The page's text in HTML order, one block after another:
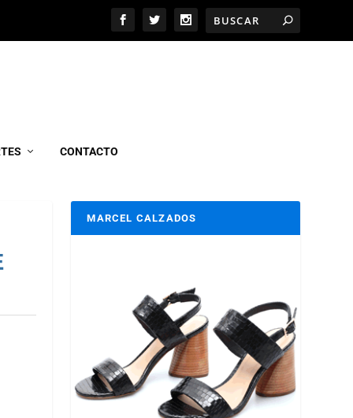
CONTACTO
MARCEL CALZADOS